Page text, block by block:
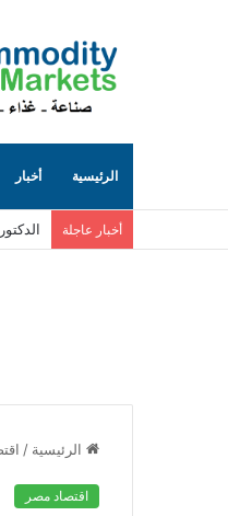
الرئيسية أخبار
أخبار عاجلة الدكتور قاسم
الرئيسية /
اقتصاد مصر